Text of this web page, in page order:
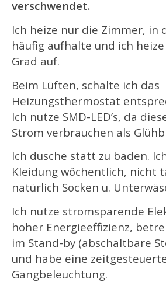
verschwendet.
Ich heize nur die Zimmer, in
häufig aufhalte und ich
Grad auf.
Beim Lüften, schalte ich das
Heizungsthermostat
Ich nutze SMD-LED’s, da
Strom verbrauchen als
Ich dusche statt zu baden.
Kleidung wöchentlich, nicht
natürlich Socken u.
Ich nutze stromsparende
hoher Energieeffizienz,
im Stand-by (abschaltbare
und habe eine
Gangbeleuchtung.